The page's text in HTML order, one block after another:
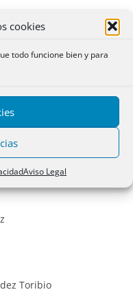
cookies
todo funcione bien y para
Aviso Legal
Figares
Madrid
Toribio